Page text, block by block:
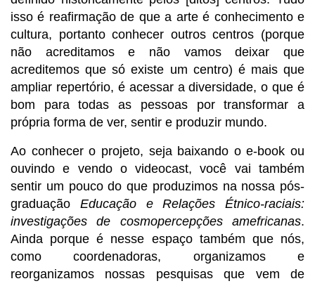
isso é reafirmação de que a arte é conhecimento e
cultura, portanto conhecer outros centros (porque
não acreditamos e não vamos deixar que
acreditemos que só existe um centro) é mais que
ampliar repertório, é acessar a diversidade, o que é
bom para todas as pessoas por transformar a
própria forma de ver, sentir e produzir mundo.
Ao conhecer o projeto, seja baixando o e-book ou
ouvindo e vendo o videocast, você vai também
sentir um pouco do que produzimos na nossa pós-
graduação Educação e Relações Étnico-raciais:
investigações de cosmopercepções amefricanas.
Ainda porque é nesse espaço também que nós,
como coordenadoras, organizamos e
reorganizamos nossas pesquisas que vem de